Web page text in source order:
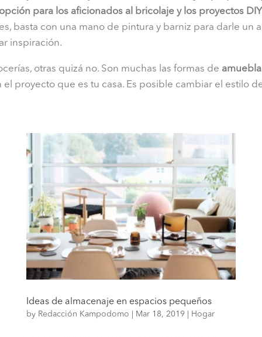
para los aficionados al bricolaje y los proyectos DIY
basta con una mano de pintura y barniz para darle un
inspiración.
otras quizá no. Son muchas las formas de
proyecto que es tu casa. Es posible cambiar el estilo
Ideas de almacenaje en espacios pequeños
by Redacción Kampodomo Mar 18, 2019| Hogar